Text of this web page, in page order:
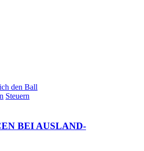
Steuern
BEI AUSLAND-